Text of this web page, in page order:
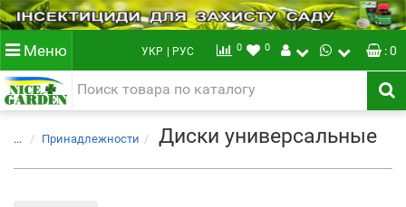
Меню УКР | РУС 0 0 : 0
... Принадлежности Диски универсальные